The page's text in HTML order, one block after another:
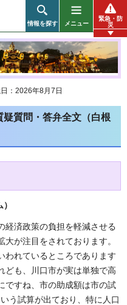
情報を探す メニュー
緊急・防
災
：2026年8月7日
質問・答弁全文（白根
経済政策の負担を軽減させる
が注目をされております。
われているところであります
ども、川口市が実は単独で高
ですね、市の助成額は市の試
う試算が出ており、特に人口